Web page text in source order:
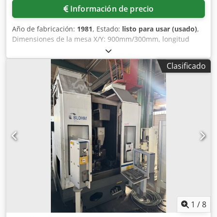
suministro central.
Información de precio
Año de fabricación: 1981, Estado: listo para usar (usado),
Dimensiones de la mesa X/Y: 900mm/300mm, longitud
máxima de rectificado: 900mm, anchura máxima de
rectificado: 350mm, distancia máxima entre el centro de la
mesa y el husillo: 575mm, carga máxima de la mesa:
670kg, movimiento longitudinal/transversal máximo de la
mesa: 859mm/300mm, velocidad del husillo de rectificado:
2800 rpm, diámetro exterior de la muela mín./máx.:
400mm/165mm, diámetro del orificio para 400mm:
127mm. Dimensiones de la máquina X/Y: aprox.
1100mm/1100mm, peso: aprox. 3100kg. Documentación
disponible. Es posible una inspección in situ. Dodpfx Adjx
Clasificado
1 /8